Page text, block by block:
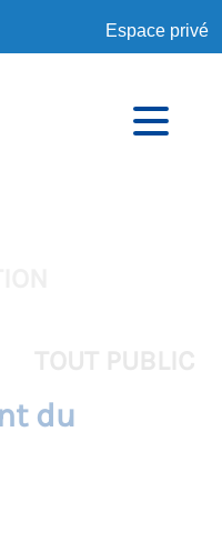
Espace privé
du